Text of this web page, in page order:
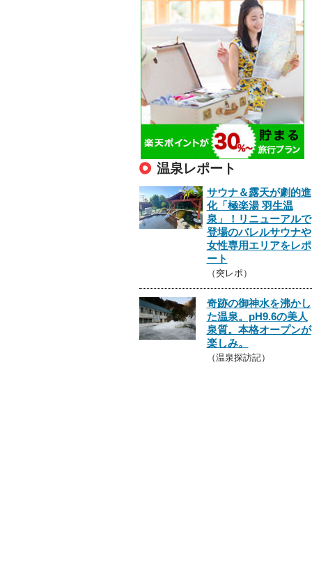
温泉レポート
サウナ＆露天が劇的進
化「極楽湯 羽生温
泉」！リニューアルで
登場のバレルサウナや
女性専用エリアをレポ
ート
（突レポ）
奇跡の御神水を沸かし
た温泉。pH9.6の美人
泉質。本格オープンが
楽しみ。
（温泉探訪記）